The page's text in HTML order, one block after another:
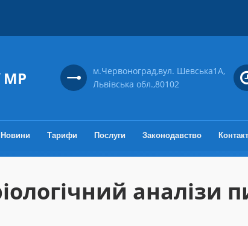
МР
м.Червоноград,вул. Шевська1А,
Львівська обл.,80102
Новини Тарифи Послуги Законодавство
аналізи